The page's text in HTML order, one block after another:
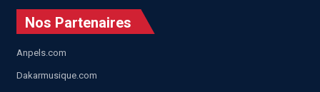
Nos Partenaires
Anpels.com
Dakarmusique.com